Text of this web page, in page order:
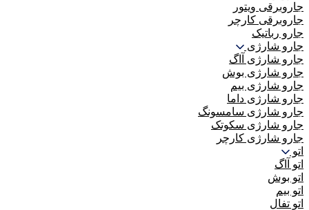
جاروبرقی ویتور
جاروبرقی کارچر
جارو رباتیک
جارو شارژی
جارو شارژی آاگ
جارو شارژی بوش
جارو شارژی بیم
جارو شارژی داما
جارو شارژی سامسونگ
جارو شارژی سکوتک
جارو شارژی کارچر
اتو
اتو آاگ
اتو بوش
اتو بیم
اتو تفال